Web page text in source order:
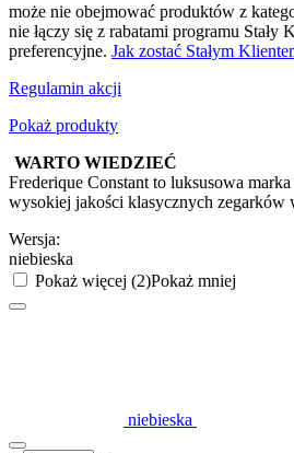
może nie obejmować produktów z
nie łączy się z rabatami programu Stały
preferencyjne. Jak zostać Stałym
Regulamin akcji
Pokaż produkty
WARTO WIEDZIEĆ
Frederique Constant to luksusowa
wysokiej jakości klasycznych zegarków
Wersja:
niebieska
Pokaż więcej (2)Pokaż mniej
niebieska